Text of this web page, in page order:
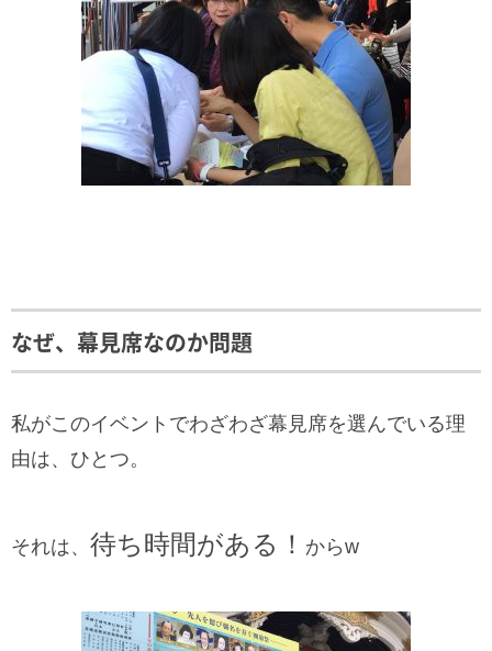
なぜ、幕見席なのか問題
私がこのイベントでわざわざ幕見席を選んでいる理
由は、ひとつ。
それは、 待ち時間がある！ からw